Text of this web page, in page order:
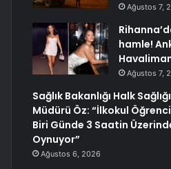
Ağustos 7,
hamle!
Ağustos 7,
Sağlık Bakanlığı Halk
Müdürü Öz: “İlkokul
Biri Günde 3 Saatin
Oynuyor”
Ağustos 6, 2026